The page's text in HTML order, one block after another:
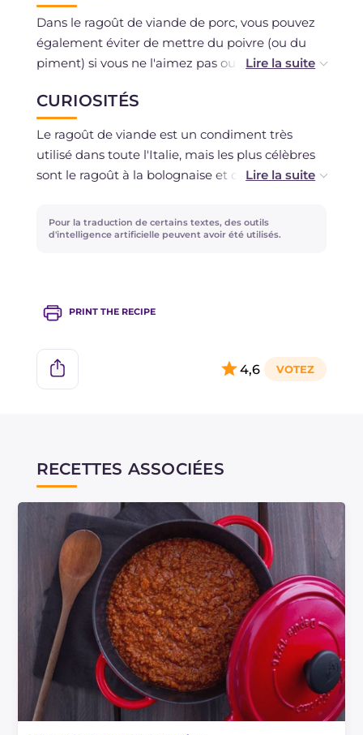
vous avez utilisé des ingrédients frais non
décongelés.
Dans le ragoût de viande de porc, vous pouvez
également éviter de mettre du poivre (ou du
piment) si vous ne l'aimez pas ou si vous
à la place, vous pouvez ajouter de la muscade
râpée très parfumée, qui donnera un délicieux
arôme à votre ragoût.
CURIOSITÉS
Le ragoût de viande est un condiment très
utilisé dans toute l'Italie, mais les plus célèbres
sont le ragoût à la bolognaise et celui à la
Le ragoût était autrefois un plat du dimanche,
et ses origines sont attribuées aux familles
cuisines de leurs seigneurs.
Pour la traduction de certains textes, des outils
d'intelligence artificielle peuvent avoir été utilisés.
PRINT THE RECIPE
4,6
RECETTES ASSOCIÉES